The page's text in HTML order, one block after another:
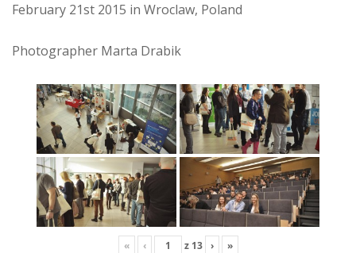
February 21st 2015 in Wroclaw, Poland
Photographer Marta Drabik
« ‹ z 13 › »